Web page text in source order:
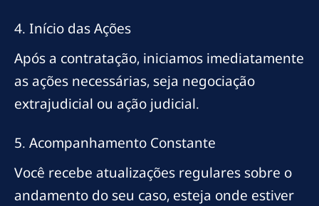
4. Início das Ações
Após a contratação, iniciamos imediatamente
as ações necessárias, seja negociação
extrajudicial ou ação judicial.
5. Acompanhamento Constante
Você recebe atualizações regulares sobre o
andamento do seu caso, esteja onde estiver